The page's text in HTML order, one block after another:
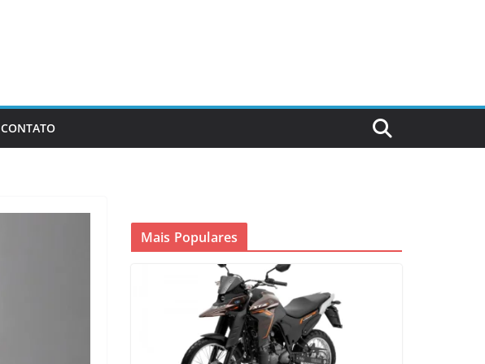
CONTATO
Mais Populares